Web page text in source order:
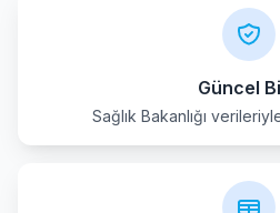
Güncel
Sağlık Bakanlığı